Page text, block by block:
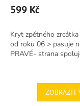
produktu
z
5
hvězdiček.
599 Kč
Kryt zpětného
od roku 06 > pasuje
PRAVÉ- strana
ZOBRAZIT